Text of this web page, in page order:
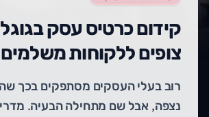
קידום כרטיס עסק
צופים ללקוחות משלמים
רוב בעלי העסקים מסתפקים בכך
נצפה, אבל שם מתחילה הבעיה.